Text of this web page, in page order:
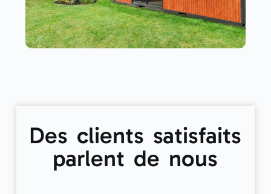
Des clients satisfaits
parlent de nous